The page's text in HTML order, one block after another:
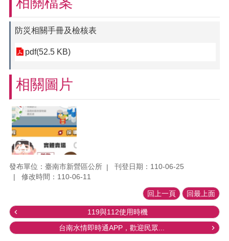
防災相關手冊及檢核表
pdf(52.5 KB)
相關圖片
發布單位：臺南市新營區公所
刊登日期：110-06-25
修改時間：110-06-11
回上一頁 回最上面
119與112使用時機
台南水情即時通APP，歡迎民眾...